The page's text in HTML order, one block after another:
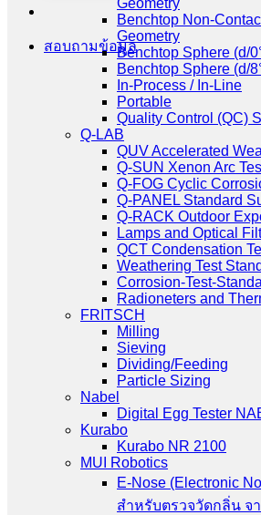
สอบถามข้อมูล
Benchtop Non-
Geometry
Benchtop Sphere (d/
Benchtop Sphere (d/
In-Process / In-Line
Portable
Quality Control (QC)
Q-LAB
QUV Accelerated
Q-SUN Xenon Arc
Q-FOG Cyclic
Q-PANEL Standard
Q-RACK Outdoor
Lamps and Optical
QCT Condensation
Weathering Test
Corrosion-Test-
Radioneters and
FRITSCH
Milling
Sieving
Dividing/Feeding
Particle Sizing
Nabel
Digital Egg Tester
Kurabo
Kurabo NR 2100
MUI Robotics
E‑Nose (Electronic
สำหรับตรวจวัดกลิ่น จ